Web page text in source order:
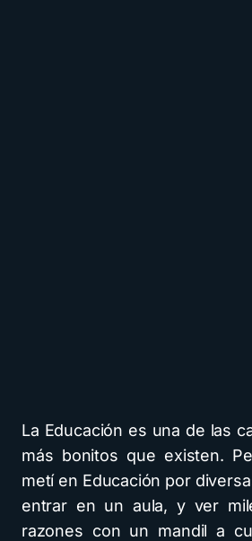
La Educación es una de las
más bonitos que existen.
metí en Educación por
entrar en un aula, y ver
razones con un mandil a